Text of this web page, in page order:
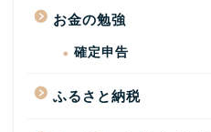
お金の勉強
確定申告
ふるさと納税